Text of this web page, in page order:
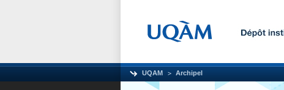
UQAM Archipel